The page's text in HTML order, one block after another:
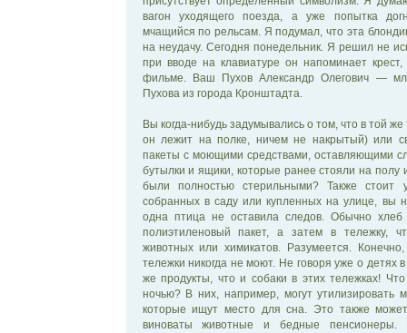
вагон уходящего поезда, а уже попытка
мчащийся по рельсам. Я подумал, что эта
на неудачу. Сегодня понедельник. Я решил не
при вводе на клавиатуре он напоминает
фильме. Ваш Пухов Александр Олегович —
Пухова из города Кронштадта.
Вы когда-нибудь задумывались о том, что в той
он лежит на полке, ничем не накрытый) или
пакеты с моющими средствами, оставляющими
бутылки и ящики, которые ранее стояли на полу
были полностью стерильными? Также стоит
собранных в саду или купленных на улице, вы
одна птица не оставила следов. Обычно
полиэтиленовый пакет, а затем в тележку,
животных или химикатов. Разумеется.
тележки никогда не моют. Не говоря уже о детях
же продукты, что и собаки в этих тележках!
ночью? В них, например, могут утилизировать
которые ищут место для сна. Это также
виноваты животные и бедные пенсионеры.